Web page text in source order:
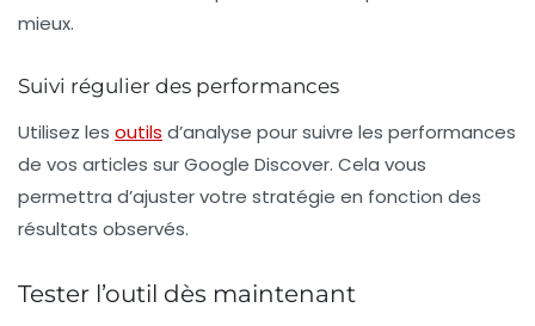
mieux.
Suivi régulier des performances
Utilisez les outils d’analyse pour suivre les performances
de vos articles sur Google Discover. Cela vous
permettra d’ajuster votre stratégie en fonction des
résultats observés.
Tester l’outil dès maintenant